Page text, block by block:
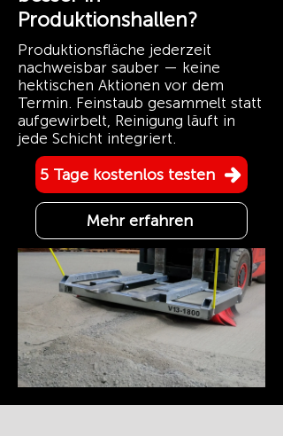
Produktionshallen?
Produktionsfläche jederzeit
nachweisbar sauber — keine
hektischen Aktionen vor dem
Termin. Feinstaub gesammelt statt
aufgewirbelt, Reinigung läuft in
jede Schicht integriert.
5 Tage kostenlos testen
Mehr erfahren